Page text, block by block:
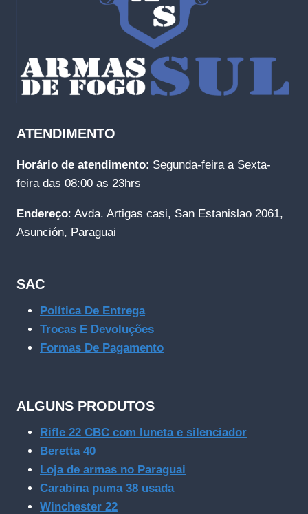
ATENDIMENTO
Horário de atendimento: Segunda-feira a Sexta-
feira das 08:00 as 23hrs
Endereço: Avda. Artigas casi, San Estanislao 2061,
Asunción, Paraguai
SAC
Política De Entrega
Trocas E Devoluções
Formas De Pagamento
ALGUNS PRODUTOS
Rifle 22 CBC com luneta e silenciador
Beretta 40
Loja de armas no Paraguai
Carabina puma 38 usada
Winchester 22